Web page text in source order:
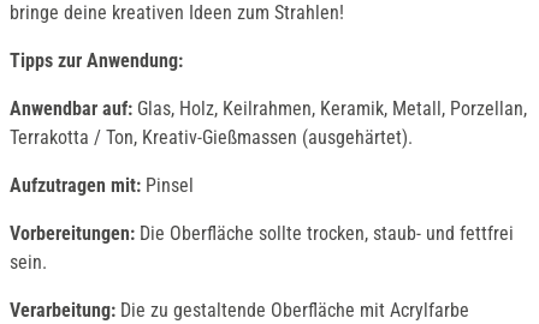
bringe deine kreativen Ideen zum Strahlen!
Tipps zur Anwendung:
Anwendbar auf: Glas, Holz, Keilrahmen, Keramik, Metall, Porzellan,
Terrakotta / Ton, Kreativ-Gießmassen (ausgehärtet).
Aufzutragen mit: Pinsel
Vorbereitungen: Die Oberfläche sollte trocken, staub- und fettfrei
sein.
Verarbeitung: Die zu gestaltende Oberfläche mit Acrylfarbe